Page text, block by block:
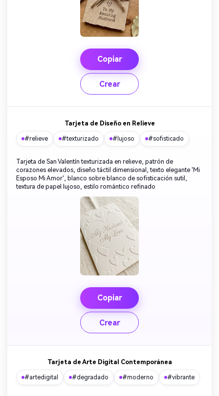
Copiar
Crear
Tarjeta de Diseño en Relieve
#relieve #texturizado #lujoso #sofisticado
Tarjeta de San Valentín texturizada en relieve, patrón de
corazones elevados, diseño táctil dimensional, texto elegante 'Mi
Esposo Mi Amor', blanco sobre blanco de sofisticación sutil,
textura de papel lujoso, estilo romántico refinado
Copiar
Crear
Tarjeta de Arte Digital Contemporánea
#artedigital #degradado #moderno #vibrante